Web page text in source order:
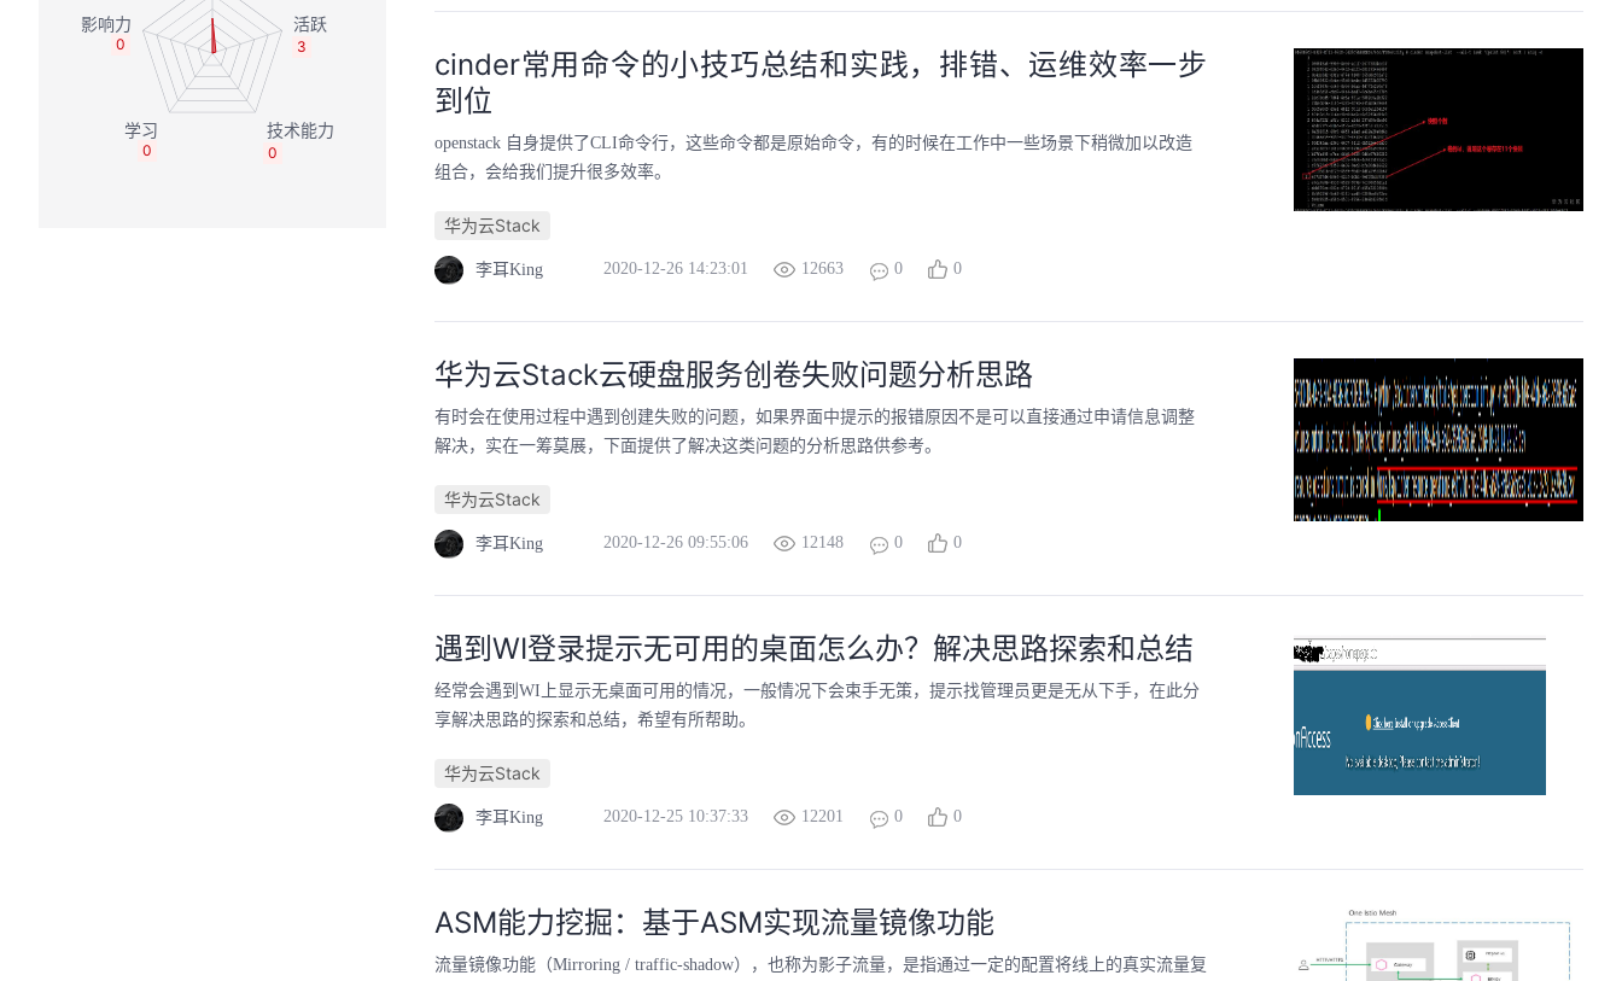
3
0
0
0
cinder常用命令的小技巧总结和实践，排错、运维效率一步
到位
openstack 自身提供了CLI命令行，这些命令都是原始命令，有的时候在工作中一些场景下稍微加以改造
组合，会给我们提升很多效率。
华为云Stack
李耳King 2020-12-26 14:23:01 12663 0 0
华为云Stack云硬盘服务创卷失败问题分析思路
有时会在使用过程中遇到创建失败的问题，如果界面中提示的报错原因不是可以直接通过申请信息调整
解决，实在一筹莫展，下面提供了解决这类问题的分析思路供参考。
华为云Stack
李耳King 2020-12-26 09:55:06 12148 0 0
遇到WI登录提示无可用的桌面怎么办？解决思路探索和总结
经常会遇到WI上显示无桌面可用的情况，一般情况下会束手无策，提示找管理员更是无从下手，在此分
享解决思路的探索和总结，希望有所帮助。
华为云Stack
李耳King 2020-12-25 10:37:33 12201 0 0
ASM能力挖掘：基于ASM实现流量镜像功能
流量镜像功能（Mirroring / traffic-shadow），也称为影子流量，是指通过一定的配置将线上的真实流量复